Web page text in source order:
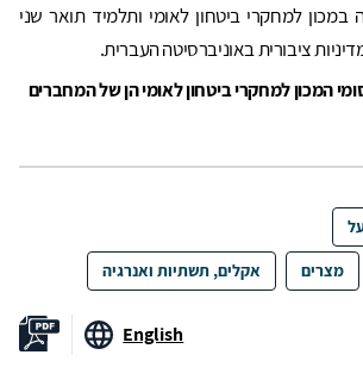
למחקרי ביטחון לאומי ותלמיד תואר שני
ציבורית באוניברסיטה העברית.
המכון למחקרי ביטחון לאומי הן של המחברים
מצרים אקלים, תשתיות ואנרגיה
English